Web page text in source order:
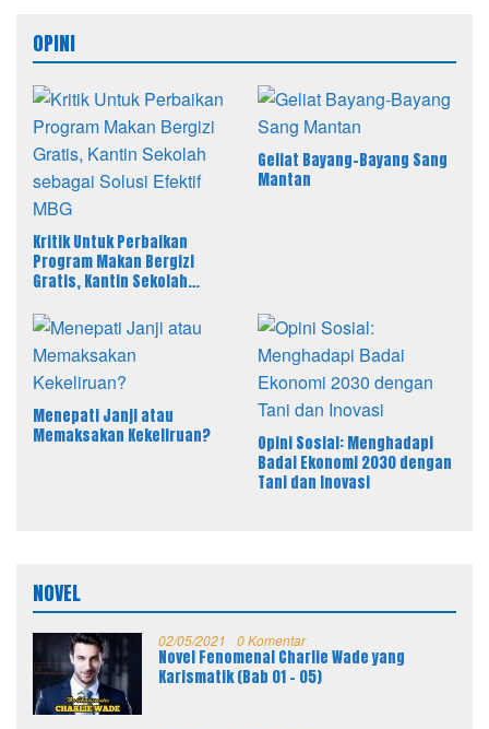
OPINI
Kritik Untuk Perbaikan
Program Makan Bergizi
Gratis, Kantin Sekolah
Geliat Bayang-Bayang Sang
Mantan
Menepati Janji atau
Memaksakan Kekeliruan?
Opini Sosial: Menghadapi
Badai Ekonomi 2030 dengan
Tani dan Inovasi
NOVEL
02/05/2021 0 Komentar
Novel Fenomenal Charlie Wade yang
Karismatik (Bab 01 – 05)